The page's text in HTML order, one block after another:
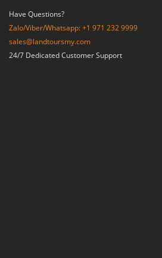
Have Questions?
Zalo/Viber/Whatsapp: +1 971 232 9999
sales@landtoursmy.com
24/7 Dedicated Customer Support